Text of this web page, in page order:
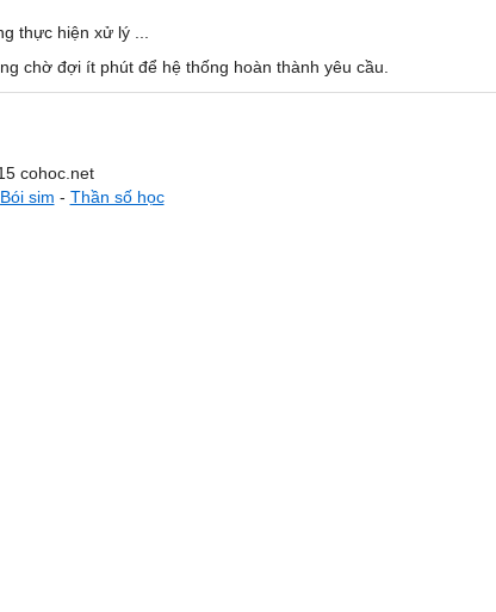
thực hiện xử lý ...
chờ đợi ít phút để hệ thống hoàn thành yêu cầu.
cohoc.net
Bói sim - Thần số học